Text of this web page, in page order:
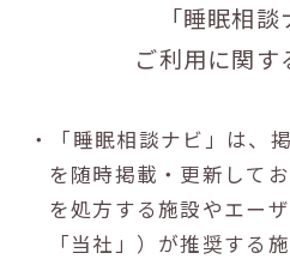
「睡眠相
ご利用に関す
・「睡眠相談ナビ」は、
を随時掲載・更新して
を処方する施設やエー
「当社」）が推奨する